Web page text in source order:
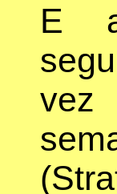
E a
vez